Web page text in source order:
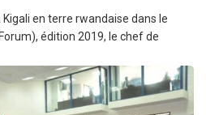
en terre rwandaise dans le
édition 2019, le chef de